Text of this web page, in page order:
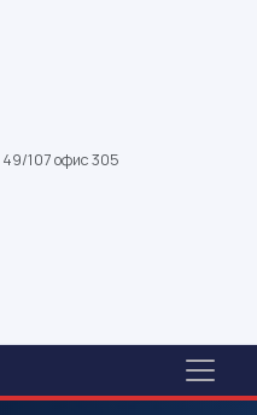
107 офис 305